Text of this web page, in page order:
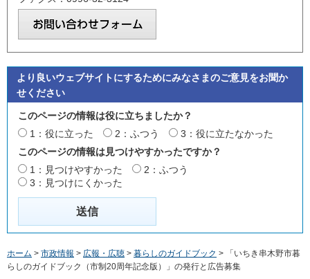
より良いウェブサイトにするためにみなさまのご意見をお聞か
せください
このページの情報は役に立ちましたか？
1：役に立った
2：ふつう
3：役に立たなかった
このページの情報は見つけやすかったですか？
1：見つけやすかった
2：ふつう
3：見つけにくかった
ホーム > 市政情報 > 広報・広聴 > 暮らしのガイドブック > 「いちき串木野市暮
らしのガイドブック（市制20周年記念版）」の発行と広告募集